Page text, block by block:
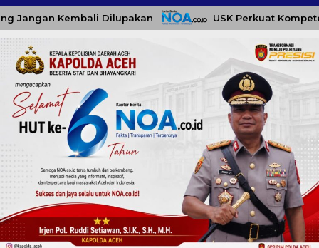
Kembali Dilupakan USK Perkuat Kompetensi